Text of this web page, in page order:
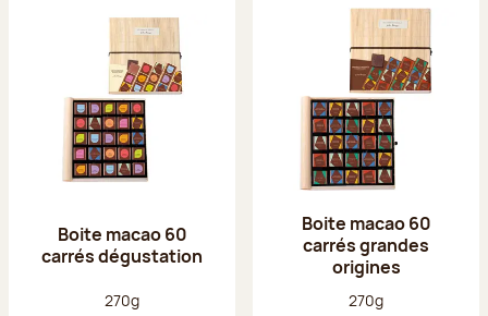
Boite macao 60
carrés dégustation
Poids net :
270g
Boite macao 60
carrés grandes
origines
Poids net :
270g